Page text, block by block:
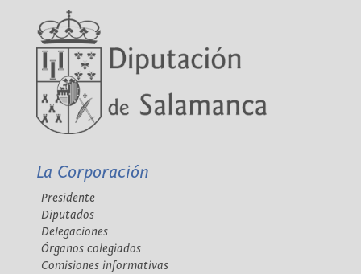
La Corporación
Presidente
Diputados
Delegaciones
Órganos colegiados
Comisiones informativas